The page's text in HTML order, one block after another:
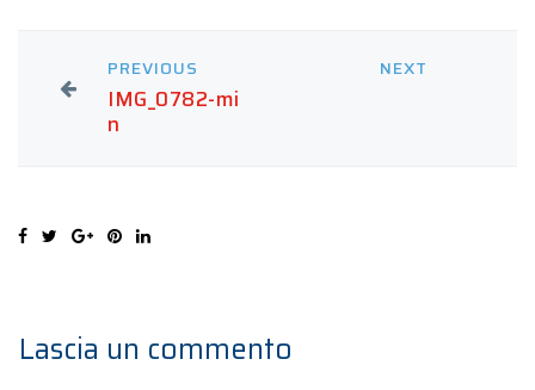
PREVIOUS
IMG_0782-mi
n
NEXT
Lascia un commento